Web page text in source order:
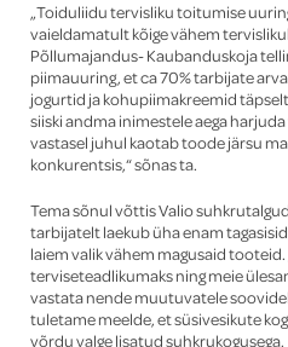
„Toiduliidu tervisliku toitumise
vaieldamatult kõige vähem
Põllumajandus- Kaubanduskoja
piimauuring, et ca 70% tarbijate
jogurtid ja kohupiimakreemid
siiski andma inimestele aega
vastasel juhul kaotab toode järsu
konkurentsis,“ sõnas ta.
Tema sõnul võttis Valio
tarbijatelt laekub üha enam
laiem valik vähem magusaid
terviseteadlikumaks ning meie
vastata nende muutuvatele
tuletame meelde, et süsivesikute
võrdu valge lisatud suhkrukogusega.